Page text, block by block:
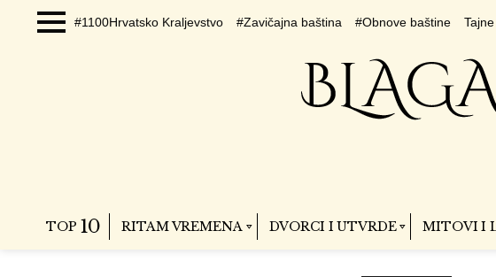
#1100Hrvatsko Kraljevstvo #Zavičajna baština #Obnove baštine
TOP 10 RITAM VREMENA DVORCI I UTVRDE MITOVI I